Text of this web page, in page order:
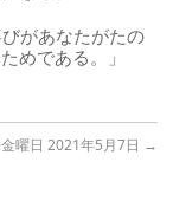
があなたがたの
めである。」
曜日 2021年5月7日 →